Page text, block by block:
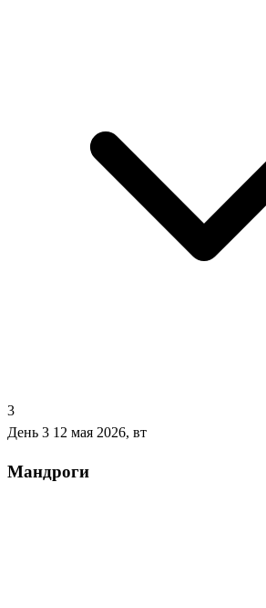
3
День 3 12 мая 2026, вт
Мандроги